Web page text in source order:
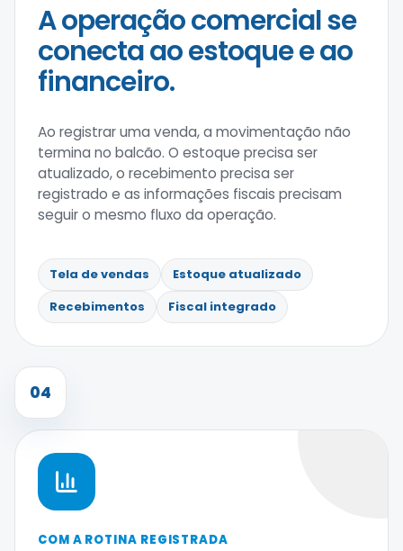
A operação comercial se
conecta ao estoque e ao
financeiro.
Ao registrar uma venda, a movimentação não
termina no balcão. O estoque precisa ser
atualizado, o recebimento precisa ser
registrado e as informações fiscais precisam
seguir o mesmo fluxo da operação.
Tela de vendas
Estoque atualizado
Recebimentos
Fiscal integrado
04
COM A ROTINA REGISTRADA